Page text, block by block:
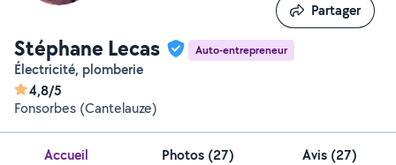
Stéphane Lecas Auto-entrepreneur
Électricité, plomberie
4,8/5
Fonsorbes (Cantelauze)
Partager
Partager
Accueil Photos (27) Avis (27)